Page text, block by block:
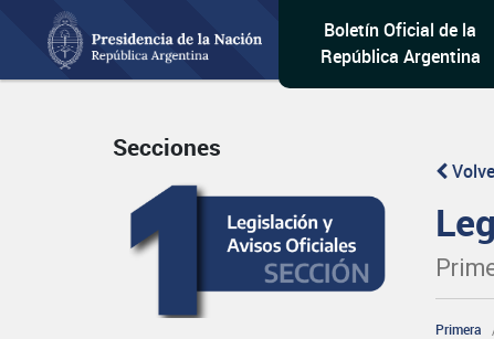
Boletín Oficial de la
República Argentina
Secciones
Primera